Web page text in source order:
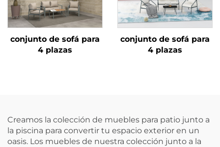
conjunto de sofá para
4 plazas
conjunto de sofá para
4 plazas
Creamos la colección de muebles para patio junto a
la piscina para convertir tu espacio exterior en un
oasis. Los muebles de nuestra colección junto a la